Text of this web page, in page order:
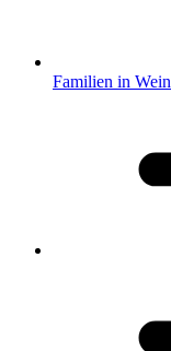
Familien in